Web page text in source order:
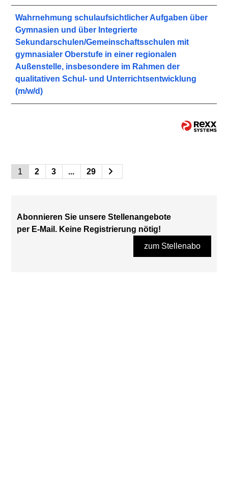
Wahrnehmung schulaufsichtlicher Aufgaben über
Gymnasien und über Integrierte
Sekundarschulen/Gemeinschaftsschulen mit
gymnasialer Oberstufe in einer regionalen
Außenstelle, insbesondere im Rahmen der
qualitativen Schul- und Unterrichtsentwicklung
(m/w/d)
1 2 3 ... 29
Abonnieren Sie unsere Stellenangebote
per E-Mail. Keine Registrierung nötig!
zum Stellenabo